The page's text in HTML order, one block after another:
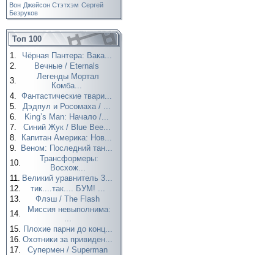
Вон Джейсон Стэтхэм Сергей
Безруков
Топ 100
1.
Чёрная Пантера: Вака...
2.
Вечные / Eternals
3.
Легенды Мортал
Комба...
4. Фантастические твари...
5.
Дэдпул и Росомаха / ...
6.
King’s Man: Начало /...
7.
Синий Жук / Blue Bee...
8.
Капитан Америка: Нов...
9.
Веном: Последний тан...
10.
Трансформеры:
Восхож...
11. Великий уравнитель 3...
12.
тик....так.... БУМ! ...
13.
Флэш / The Flash
14.
Миссия невыполнима:
...
15. Плохие парни до конц...
16. Охотники за привиден...
17.
Супермен / Superman